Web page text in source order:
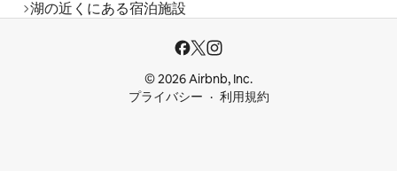
湖の近くにある宿泊施設
© 2026 Airbnb, Inc.
プライバシー
利用規約